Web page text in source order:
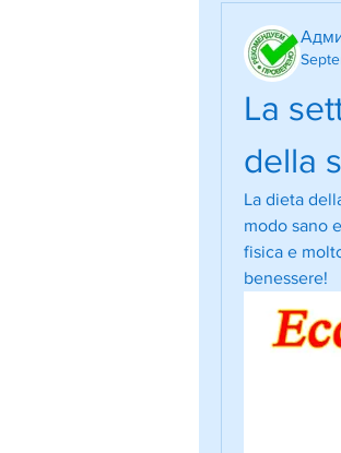
La
della
La dieta
modo sano
fisica e
benessere!